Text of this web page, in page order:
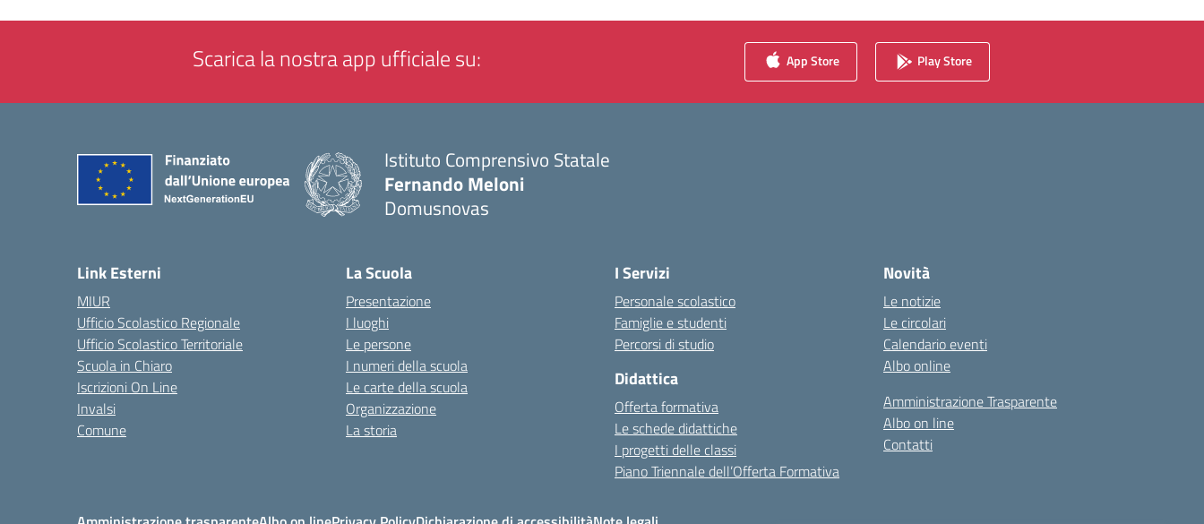
Scarica la nostra app ufficiale su: App Store Play Store
Istituto Comprensivo Statale
Fernando Meloni
Domusnovas
Link Esterni
MIUR
Ufficio Scolastico Regionale
Ufficio Scolastico Territoriale
Scuola in Chiaro
Iscrizioni On Line
Invalsi
Comune
La Scuola
Presentazione
I luoghi
Le persone
I numeri della scuola
Le carte della scuola
Organizzazione
La storia
I Servizi
Personale scolastico
Famiglie e studenti
Percorsi di studio
Didattica
Offerta formativa
Le schede didattiche
I progetti delle classi
Piano Triennale dell’Offerta Formativa
Novità
Le notizie
Le circolari
Calendario eventi
Albo online
Amministrazione Trasparente
Albo on line
Contatti